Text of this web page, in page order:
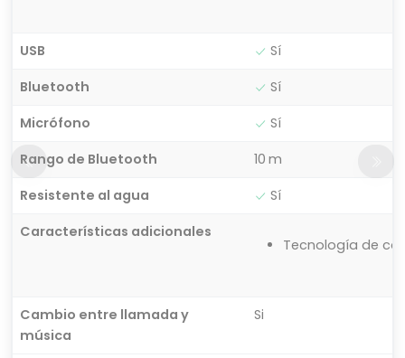
USB
Sí
Bluetooth
Sí
Micrófono
Sí
Rango de Bluetooth
10 m
Resistente al agua
Sí
Características adicionales
Tecnología de
Cambio entre llamada y
música
Si